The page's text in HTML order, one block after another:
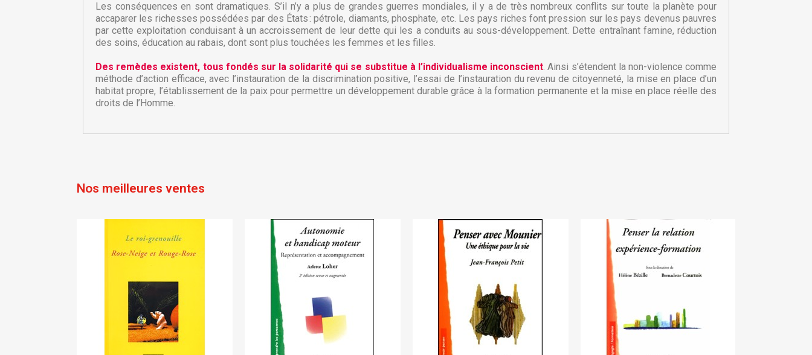
Ajouter à ma liste d'envies ×
add_circle_outline Créer une nouvelle liste
Créer une liste d'envies ×
Connexion ×
d'envies.
Les conséquences en sont dramatiques. S’il n’y a plus de grandes guerres mondiales, il y a de très nombreux conflits sur toute la planète pour
accaparer les richesses possédées par des États : pétrole, diamants, phosphate, etc. Les pays riches font pression sur les pays devenus pauvres
par cette exploitation conduisant à un accroissement de leur dette qui les a conduits au sous-développement. Dette entraînant famine, réduction
des soins, éducation au rabais, dont sont plus touchées les femmes et les filles.
Des remèdes existent, tous fondés sur la solidarité qui se substitue à l’individualisme inconscient. Ainsi s’étendent la non-violence comme
méthode d’action efficace, avec l’instauration de la discrimination positive, l’essai de l’instauration du revenu de citoyenneté, la mise en place d’un
habitat propre, l’établissement de la paix pour permettre un développement durable grâce à la formation permanente et la mise en place réelle des
droits de l’Homme.
Nos meilleures ventes